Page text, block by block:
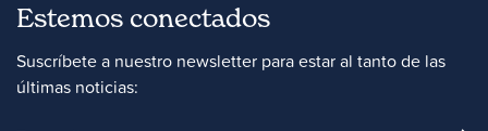
Estemos conectados
Suscríbete a nuestro newsletter para estar al tanto de las
últimas noticias: